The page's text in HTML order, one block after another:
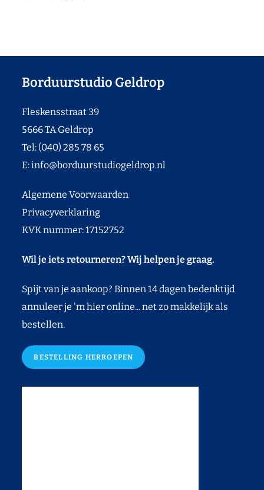
Borduurstudio Geldrop
Fleskensstraat 39
5666 TA Geldrop
Tel: (040) 285 78 65
E:info@borduurstudiogeldrop.nl
Algemene Voorwaarden
Privacyverklaring
KVK nummer: 17152752
Wil je iets retourneren? Wij helpen je graag.
Spijt van je aankoop? Binnen 14 dagen bedenktijd
annuleer je 'm hier online... net zo makkelijk als
bestellen.
BESTELLING HERROEPEN